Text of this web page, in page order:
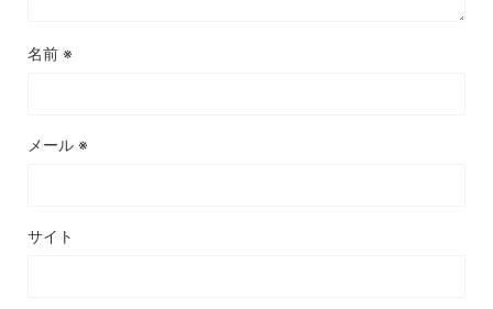
名前 ※
メール ※
サイト